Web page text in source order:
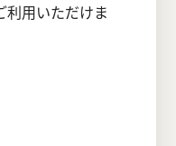
利用いただけま